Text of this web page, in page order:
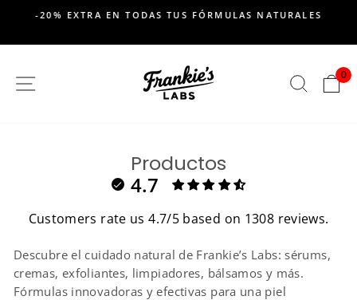
contenido
de
diapositivas
-20% EXTRA EN TODAS TUS FÓRMULAS NATURALES
SITIO DE NAVEGACION 0
Productos
4.7
Customers rate us 4.7/5 based on 1308 reviews.
Descubre el cuidado natural de Frankie’s Labs: sérums,
cremas, exfoliantes, limpiadores, bálsamos y más.
Fórmulas innovadoras y efectivas para una piel